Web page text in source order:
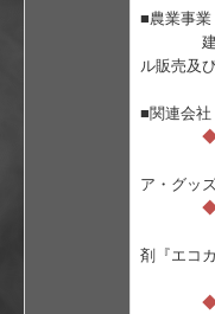
■農業事業
建築資
ル販売及
■関連会
◆
ア・グッ
◆
剤『エコ
エコ
◆